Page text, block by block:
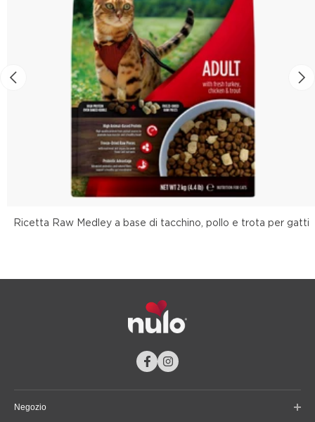
Ricetta Raw Medley a base di tacchino, pollo e trota per gatti
Negozio